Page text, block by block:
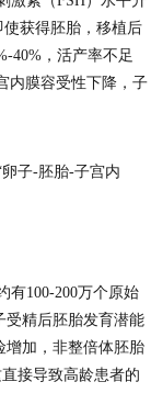
获得胚胎，移植后
40%，活产率不足
内膜容受性下降，子
子-胚胎-子宫内
有100-200万个原始
受精后胚胎发育潜能
增加，非整倍体胚胎
接导致高龄患者的